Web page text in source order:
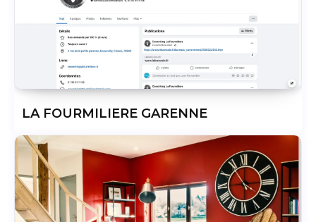
LA FOURMILIERE GARENNE